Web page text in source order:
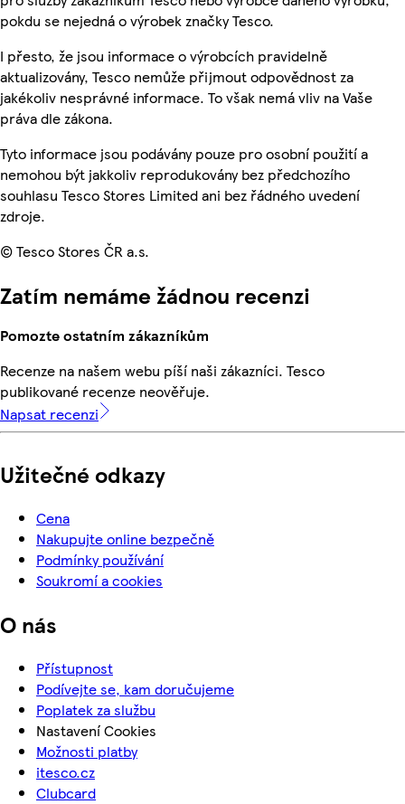
pokdu se nejedná o výrobek značky Tesco.
I přesto, že jsou informace o výrobcích pravidelně
aktualizovány, Tesco nemůže přijmout odpovědnost za
jakékoliv nesprávné informace. To však nemá vliv na Vaše
práva dle zákona.
Tyto informace jsou podávány pouze pro osobní použití a
nemohou být jakkoliv reprodukovány bez předchozího
souhlasu Tesco Stores Limited ani bez řádného uvedení
zdroje.
© Tesco Stores ČR a.s.
Zatím nemáme žádnou recenzi
Pomozte ostatním zákazníkům
Recenze na našem webu píší naši zákazníci. Tesco
publikované recenze neověřuje.
Napsat recenzi
Užitečné odkazy
Cena
Nakupujte online bezpečně
Podmínky používání
Soukromí a cookies
O nás
Přístupnost
Podívejte se, kam doručujeme
Poplatek za službu
Nastavení Cookies
Možnosti platby
itesco.cz
Clubcard